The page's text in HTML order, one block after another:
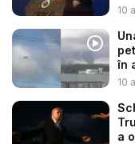
10
în
10
a